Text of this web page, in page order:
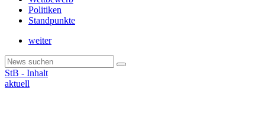
Politiken
Standpunkte
weiter
StB - Inhalt
aktuell